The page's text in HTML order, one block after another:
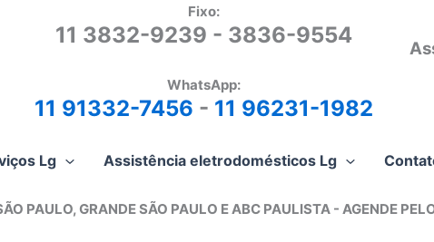
Fixo:
11 3832-9239 - 3836-9554
WhatsApp:
11 91332-7456 - 11 96231-1982
Lg Assistência eletrodomésticos Lg
PAULO, GRANDE SÃO PAULO E ABC PAULISTA - AGENDE